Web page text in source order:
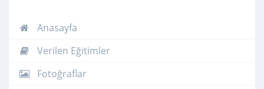
Anasayfa
Verilen Eğitimler
Fotoğraflar